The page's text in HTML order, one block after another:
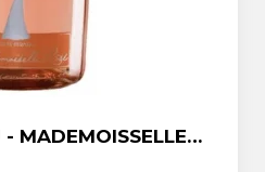
MADEMOISSELLE